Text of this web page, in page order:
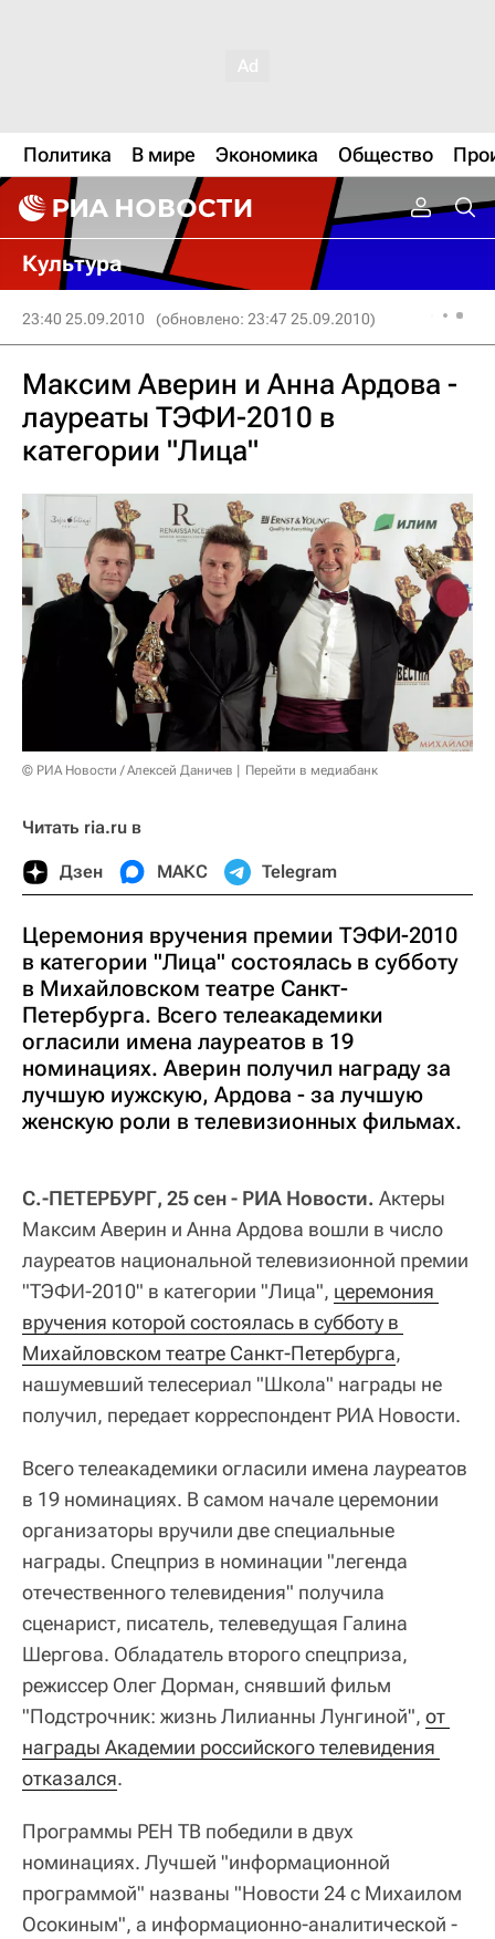
Политика В мире Экономика Общество
Культура
23:40 25.09.2010 (обновлено: 23:47 25.09.2010)
Максим Аверин и Анна Ардова -
лауреаты ТЭФИ-2010 в
категории "Лица"
© РИА Новости / Алексей Даничев Перейти в медиабанк
Читать ria.ru в
Дзен МАКС Telegram
Церемония вручения премии ТЭФИ-2010
в категории "Лица" состоялась в субботу
в Михайловском театре Санкт-
Петербурга. Всего телеакадемики
огласили имена лауреатов в 19
номинациях. Аверин получил награду за
лучшую иужскую, Ардова - за лучшую
женскую роли в телевизионных фильмах.
С.-ПЕТЕРБУРГ, 25 сен - РИА Новости. Актеры
Максим Аверин и Анна Ардова вошли в число
лауреатов национальной телевизионной премии
"ТЭФИ-2010" в категории "Лица", церемония
вручения которой состоялась в субботу в
Михайловском театре Санкт-Петербурга,
нашумевший телесериал "Школа" награды не
получил, передает корреспондент РИА Новости.
Всего телеакадемики огласили имена лауреатов
в 19 номинациях. В самом начале церемонии
организаторы вручили две специальные
награды. Спецприз в номинации "легенда
отечественного телевидения" получила
сценарист, писатель, телеведущая Галина
Шергова. Обладатель второго спецприза,
режиссер Олег Дорман, снявший фильм
"Подстрочник: жизнь Лилианны Лунгиной", от
награды Академии российского телевидения
отказался.
Программы РЕН ТВ победили в двух
номинациях. Лучшей "информационной
программой" названы "Новости 24 с Михаилом
Осокиным", а информационно-аналитической -